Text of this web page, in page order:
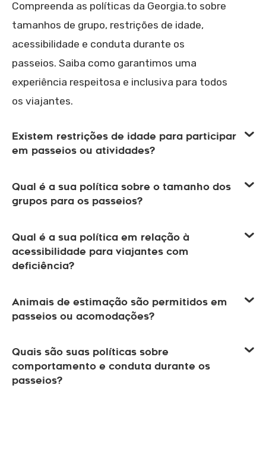
Compreenda as políticas da Georgia.to sobre
tamanhos de grupo, restrições de idade,
acessibilidade e conduta durante os
passeios. Saiba como garantimos uma
experiência respeitosa e inclusiva para todos
os viajantes.
Existem restrições de idade para participar
em passeios ou atividades?
Qual é a sua política sobre o tamanho dos
grupos para os passeios?
Qual é a sua política em relação à
acessibilidade para viajantes com
deficiência?
Animais de estimação são permitidos em
passeios ou acomodações?
Quais são suas políticas sobre
comportamento e conduta durante os
passeios?